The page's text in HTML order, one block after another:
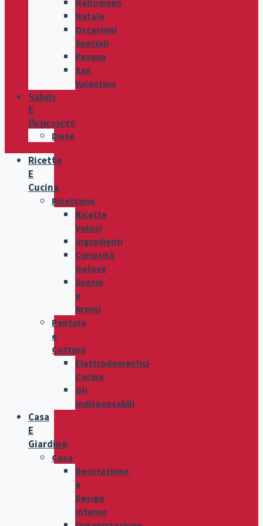
Halloween
Natale
Occasioni
Speciali
Pasqua
San
Valentino
Salute
E
Benessere
Diete
Ricette
E
Cucina
Ricettario
Ricette
Veloci
Ingredienti
Curiosità
Golose
Spezie
e
Aromi
Pentole
e
Cottura
Elettrodomestici
Cucina
Gli
Indispensabili
Casa
E
Giardino
Casa
Decorazione
e
Design
Interno